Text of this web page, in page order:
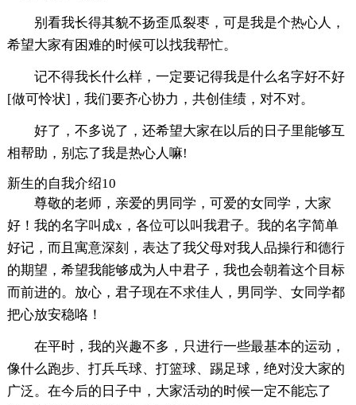
别看我长得其貌不扬歪瓜裂枣，可是我是个热心人，
希望大家有困难的时候可以找我帮忙。
记不得我长什么样，一定要记得我是什么名字好不好
[做可怜状]，我们要齐心协力，共创佳绩，对不对。
好了，不多说了，还希望大家在以后的日子里能够互
相帮助，别忘了我是热心人嘛!
新生的自我介绍10
尊敬的老师，亲爱的男同学，可爱的女同学，大家
好！我的名字叫成x，各位可以叫我君子。我的名字简单
好记，而且寓意深刻，表达了我父母对我人品操行和德行
的期望，希望我能够成为人中君子，我也会朝着这个目标
而前进的。放心，君子现在不求佳人，男同学、女同学都
把心放安稳咯！
在平时，我的兴趣不多，只进行一些最基本的运动，
像什么跑步、打兵乓球、打篮球、踢足球，绝对没大家的
广泛。在今后的日子中，大家活动的时候一定不能忘了